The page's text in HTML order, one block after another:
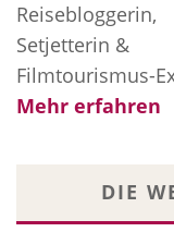
Reisebloggerin,
Setjetterin &
Filmtourismus-
Mehr erfahren
DIE